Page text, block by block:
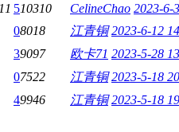
510310 CelineChao 2023-6-
08018 江青铜 2023-6-12
39097 欧卡71 2023-5-28
07522 江青铜 2023-5-18
49946 江青铜 2023-5-18